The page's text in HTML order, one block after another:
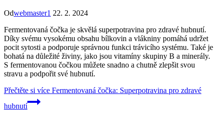
Odwebmaster1 22. 2. 2024
Fermentovaná čočka je skvělá superpotravina pro zdravé hubnutí.
Díky svému vysokému obsahu bílkovin a vlákniny pomáhá udržet
pocit sytosti a podporuje správnou funkci trávicího systému. Také je
bohatá na důležité živiny, jako jsou vitamíny skupiny B a minerály.
S fermentovanou čočkou můžete snadno a chutně zlepšit svou
stravu a podpořit své hubnutí.
Přečtěte si více Fermentovaná čočka: Superpotravina pro zdravé
hubnutí